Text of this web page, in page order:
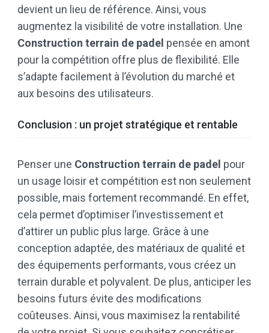
devient un lieu de référence. Ainsi, vous
augmentez la visibilité de votre installation. Une
Construction terrain de padel pensée en amont
pour la compétition offre plus de flexibilité. Elle
s’adapte facilement à l’évolution du marché et
aux besoins des utilisateurs.
Conclusion : un projet stratégique et rentable
Penser une Construction terrain de padel pour
un usage loisir et compétition est non seulement
possible, mais fortement recommandé. En effet,
cela permet d’optimiser l’investissement et
d’attirer un public plus large. Grâce à une
conception adaptée, des matériaux de qualité et
des équipements performants, vous créez un
terrain durable et polyvalent. De plus, anticiper les
besoins futurs évite des modifications
coûteuses. Ainsi, vous maximisez la rentabilité